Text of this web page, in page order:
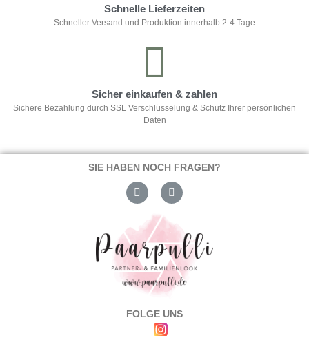
Schnelle Lieferzeiten
Schneller Versand und Produktion innerhalb 2-4 Tage
Sicher einkaufen & zahlen
Sichere Bezahlung durch SSL Verschlüsselung & Schutz Ihrer persönlichen
Daten
SIE HABEN NOCH FRAGEN?
FOLGE UNS